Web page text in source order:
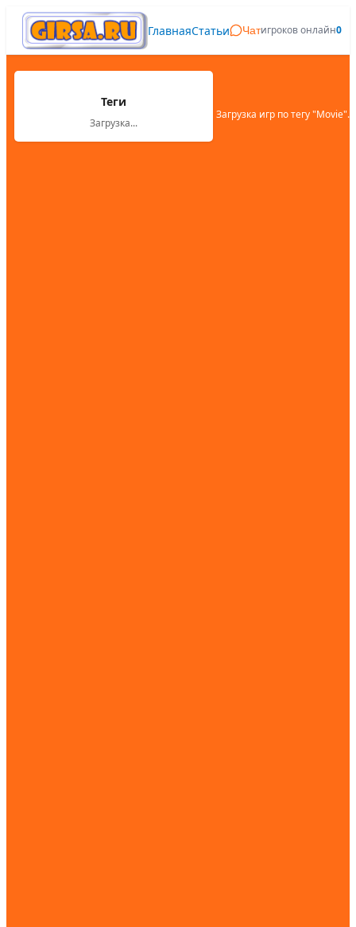
ГлавнаяСтатьи Чатигроков онлайн0
Теги
Загрузка...
Загрузка игр по тегу "Movie"...